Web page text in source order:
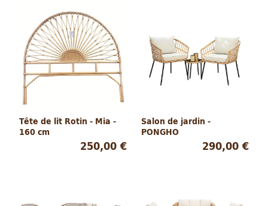
Tête de lit Rotin - Mia -
160 cm
250,00 €
Salon de jardin -
PONGHO
290,00 €